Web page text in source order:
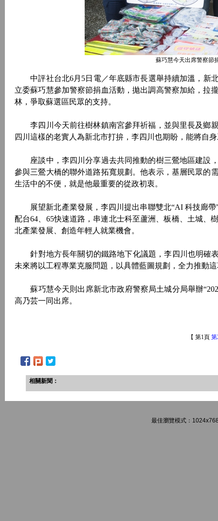
蘇巧慧今天出席警察節
中評社台北6月5日電／年底縣市長選舉持續加溫，新
立委蘇巧慧參加警察節捐血活動，拋出調高警察加給，拉
林，爭取蘇選區民眾的支持。
李四川今天前往樹林鎮南宮參拜祈福，並與里長及鄉
四川這樣的老實人為新北市打拚，李四川也期盼，能將自
座談中，李四川分享過去共同推動的樹三鶯地區建設
參與三鶯大橋的聯外道路拓寬規劃。他表示，基層民眾的
生活中的不便，就是他最重要的從政初衷。
展望新北產業發展，李四川提出串聯雙北“AI 科技廊帶
配台64、65快速道路，串連北士科至蘆洲、板橋、土城
北產業發展、創造年輕人就業機會。
針對地方長年關切的鐵路地下化議題，李四川也明確表
未來將以工程專業克服問題，以具體藍圖規劃，全力推動
蘇巧慧今天則出席新北市政府警察局土城分局舉辦
高乃芸一同出席。
【 第1頁 第
相關新聞：
最佳瀏覽模式：